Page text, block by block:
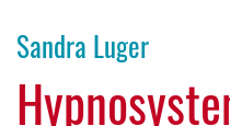
Sandra Luger